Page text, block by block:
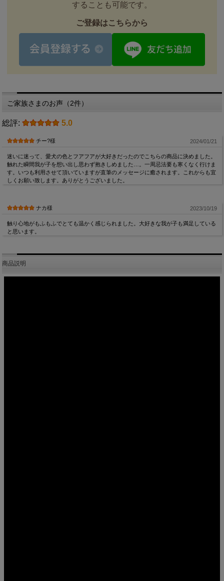
することも可能です。
ご登録はこちらから
ご家族さまのお声（2件）
総評: 5.0
チー?様 2024/01/21
迷いに迷って、愛犬の色とフアフアが大好きだったのでこちらの商品に決めました。
触れた瞬間我が子を想い出し思わず抱きしめました…。一周忌法要も寒くなく行けま
す。いつも利用させて頂いていますが直筆のメッセージに癒されます。これからも宜
しくお願い致します。ありがとうございました。
ナカ様 2023/10/19
触り心地がもふもふでとても温かく感じられました。大好きな我が子も満足している
と思います。
商品説明